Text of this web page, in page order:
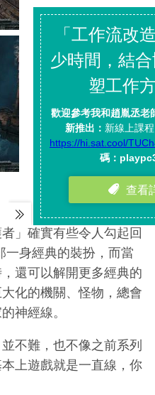
」確實有些令人勾起回
一身經典的裝扮，而當
還可以解開更多經典的
化的機關、怪物，總會
神經線。
不難，也不像之前系列
上遊戲就是一直線，你